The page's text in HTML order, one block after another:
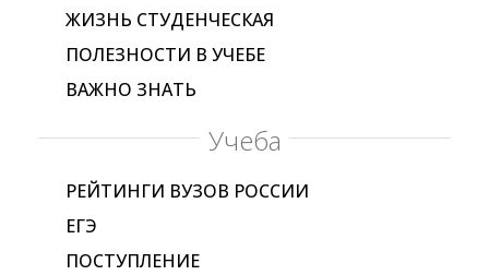
ЖИЗНЬ СТУДЕНЧЕСКАЯ
ПОЛЕЗНОСТИ В УЧЕБЕ
ВАЖНО ЗНАТЬ
Учеба
РЕЙТИНГИ ВУЗОВ РОССИИ
ЕГЭ
ПОСТУПЛЕНИЕ